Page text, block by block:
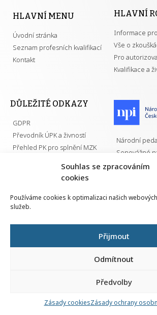
Souhlas se zpracováním
cookies
Používáme cookies k optimalizaci našich
služeb.
Přijmout
Odmítnout
Předvolby
Zásady cookiesZásady ochrany
HLAVNÍ MENU
Úvodní stránka
Seznam profesních kvalifikací
Kontakt
HLAVNÍ
Informace
Vše o
Pro
Kvalifikace a
DŮLEŽITÉ ODKAZY
GDPR
Převodník ÚPK a živností
Přehled PK pro splnění MZK
Národní
Senovážné
110 00 Praha 1